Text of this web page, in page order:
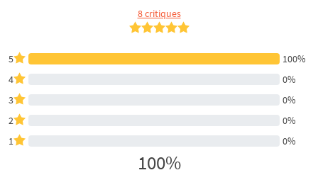
8 critiques
5
100%
4
0%
3
0%
2
0%
1
0%
100%